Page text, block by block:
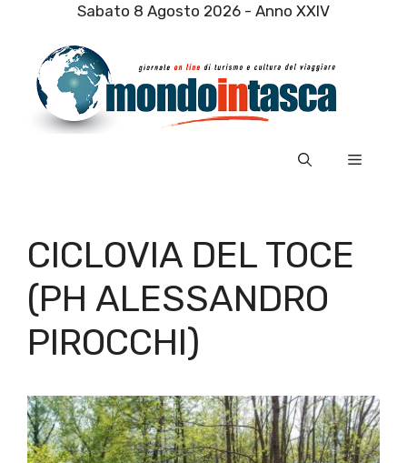
contenuto
Sabato 8 Agosto 2026 - Anno XXIV
Menu
CICLOVIA DEL TOCE
(PH ALESSANDRO
PIROCCHI)